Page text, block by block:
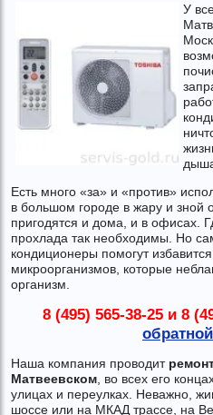
У
Есть много «за» и «против»
в большом городе в жару и
пригодятся и дома, и в офисах.
прохлада так необходимы. Но
кондиционеры помогут
микроорганизмов, которые
организм.
8 (495) 565-38-25 и 8
Наша компания проводит
Матвеевском , во всех его
улицах и переулках. Неважно,
шоссе или на МКАД трассе, на